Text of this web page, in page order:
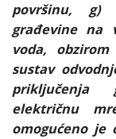
površinu, g)
građevine na
voda,
sustav
priključenja
električnu
omogućeno je